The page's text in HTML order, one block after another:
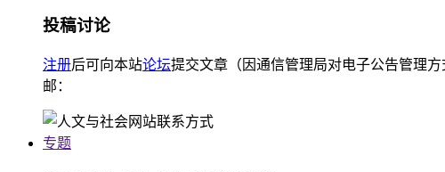
投稿讨论
注册后可向本站论坛提交文章（因通信管理局对电子公告管理
邮：
专题